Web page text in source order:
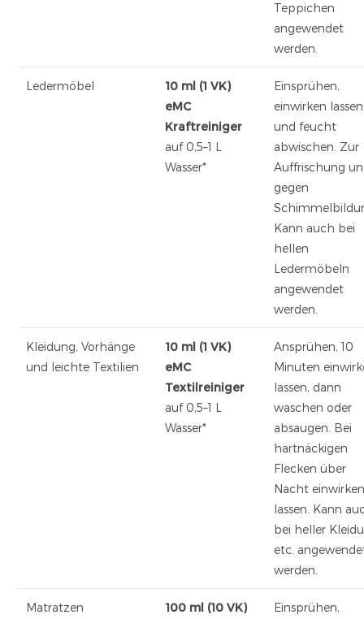
Teppichen
angewendet
werden.
Ledermöbel
10 ml (1 VK)
eMC
Kraftreiniger
auf 0,5–1 L
Wasser*
Einsprühen,
einwirken lassen
und feucht
abwischen. Zur
Auffrischung
gegen
Kann auch bei
hellen
Ledermöbeln
angewendet
werden.
Kleidung, Vorhänge
und leichte Textilien
10 ml (1 VK)
eMC
Textilreiniger
auf 0,5–1 L
Wasser*
Ansprühen, 10
Minuten
lassen, dann
waschen oder
absaugen. Bei
hartnäckigen
Flecken über
Nacht
lassen. Kann
bei heller
etc.
werden.
Matratzen
100 ml (10 VK)
Einsprühen,